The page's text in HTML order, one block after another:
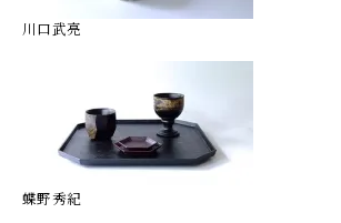
川口武亮
蝶野秀紀